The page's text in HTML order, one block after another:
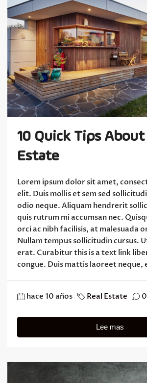
10 Quick Tips About
Estate
Lorem ipsum dolor sit amet,
elit. Duis mollis et sem sed
odio neque. Aliquam hendrerit
quis rutrum mi accumsan nec.
orci ac nibh facilisis, at malesuada
Nullam tempus sollicitudin cursus.
erat. Curabitur this is a text link
congue. Duis mattis laoreet neque,
hace 10 años Real Estate 0
Lee mas